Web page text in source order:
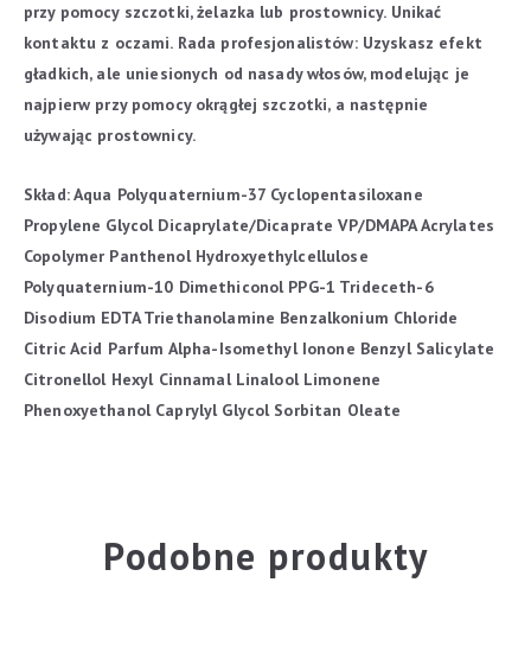
przy pomocy szczotki, żelazka lub prostownicy. Unikać
kontaktu z oczami.Rada profesjonalistów: Uzyskasz efekt
gładkich, ale uniesionych od nasady włosów, modelując je
najpierw przy pomocy okrągłej szczotki, a następnie
używając prostownicy.
Skład:Aqua Polyquaternium-37 Cyclopentasiloxane
Propylene Glycol Dicaprylate/Dicaprate VP/DMAPA Acrylates
Copolymer PanthenolHydroxyethylcellulose
Polyquaternium-10 DimethiconolPPG-1 Trideceth-6
Disodium EDTATriethanolamine Benzalkonium Chloride
Citric Acid Parfum Alpha-Isomethyl Ionone Benzyl Salicylate
CitronellolHexyl CinnamalLinaloolLimonene
PhenoxyethanolCaprylyl GlycolSorbitan Oleate
Podobne produkty